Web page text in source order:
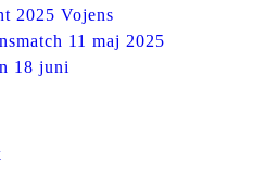
2025 Vojens
11 maj 2025
18 juni